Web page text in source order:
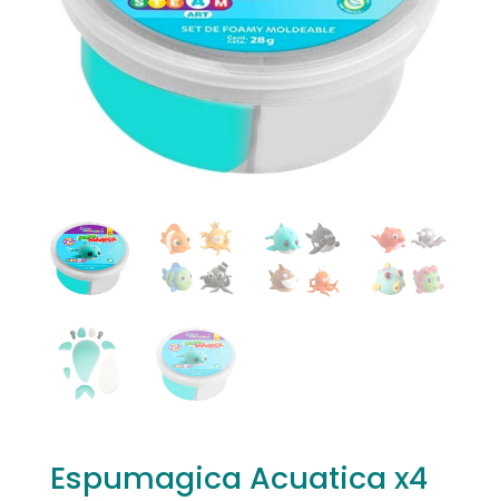
Espumagica Acuatica x4